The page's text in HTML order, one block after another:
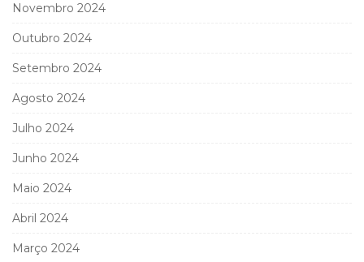
Novembro 2024
Outubro 2024
Setembro 2024
Agosto 2024
Julho 2024
Junho 2024
Maio 2024
Abril 2024
Março 2024